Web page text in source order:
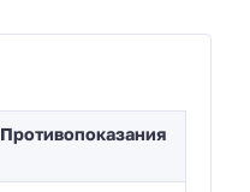
Противопоказания